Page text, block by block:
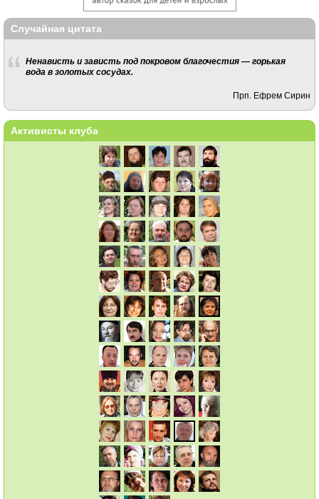
Случайная цитата
Ненависть и зависть под покровом благочестия — горькая
вода в золотых сосудах.
Прп. Ефрем Сирин
Активисты клуба